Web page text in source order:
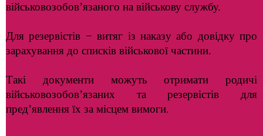
військовозобов’язаного на військову службу.
Для резервістів − витяг із наказу або довідку про
зарахування до списків військової частини.
Такі документи можуть отримати родичі
військовозобов’язаних та резервістів для
пред’явлення їх за місцем вимоги.